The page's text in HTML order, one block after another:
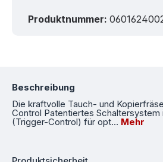
Produktnummer:
Beschreibung
Die kraftvolle Tauch- und
Control Patentiertes Schaltersystem
(Trigger-Control) für opt… Mehr